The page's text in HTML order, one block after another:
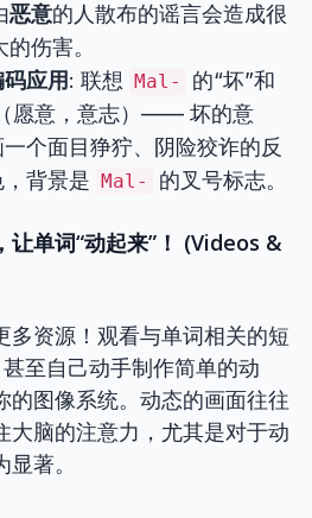
恶意的人散布的谣言会造成很
的伤害。
应用: 联想 Mal- 的“坏”和
愿意，意志）—— 坏的意
个面目狰狞、阴险狡诈的反
背景是 Mal- 的叉号标志。
让单词“动起来”！ (Videos &
多资源！观看与单词相关的短
至自己动手制作简单的动
的图像系统。动态的画面往往
大脑的注意力，尤其是对于动
著。